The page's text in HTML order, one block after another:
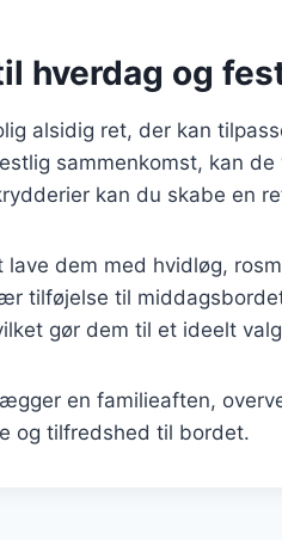
hverdag og
alsidig ret, der kan
sammenkomst, kan
kan du skabe en
dem med hvidløg,
tilføjelse til
gør dem til et ideelt
en familieaften,
og tilfredshed til bordet.